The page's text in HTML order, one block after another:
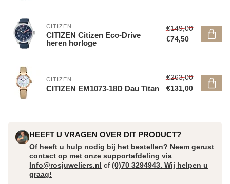
CITIZEN
CITIZEN Citizen Eco-Drive
heren horloge
€149,00
€74,50
CITIZEN
CITIZEN EM1073-18D Dau Titan
€263,00
€131,00
HEEFT U VRAGEN OVER DIT PRODUCT?
Of heeft u hulp nodig bij het bestellen? Neem gerust
contact op met onze supportafdeling via
Info@rosjuweliers.nl of(0)70 3294943. Wij helpen u
graag!